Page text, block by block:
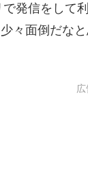
発信をし
々面倒だな